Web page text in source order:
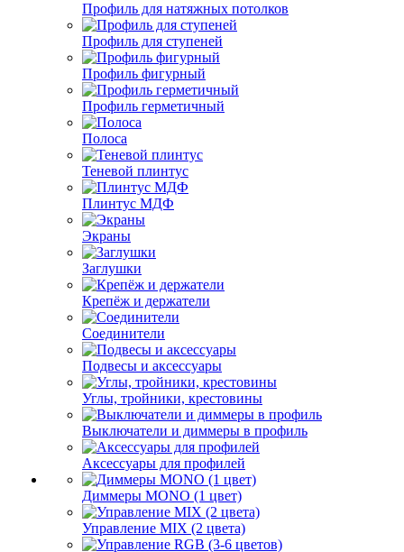
Профиль для натяжных потолков
Профиль для ступеней
Профиль фигурный
Профиль герметичный
Полоса
Теневой плинтус
Плинтус МДФ
Экраны
Заглушки
Крепёж и держатели
Соединители
Подвесы и аксессуары
Углы, тройники, крестовины
Выключатели и диммеры в профиль
Аксессуары для профилей
Диммеры MONO (1 цвет)
Управление MIX (2 цвета)